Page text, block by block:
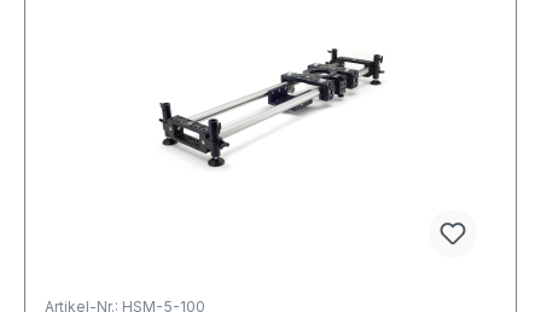
Artikel-Nr.: HSM-5-100